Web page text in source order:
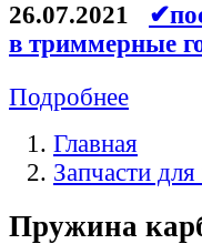
26.07.2021
в триммерные
Подробнее
Главная
Запчасти
Пружина